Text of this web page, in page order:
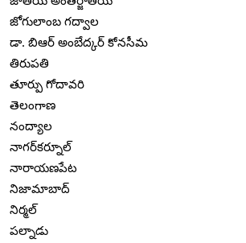
జోగులాంబ గద్వాల
డా. బిఆర్ అంబేద్కర్ కోనసీమ
తిరుపతి
తూర్పు గోదావరి
తెలంగాణ
నంద్యాల
నాగర్‌కర్నూల్
నారాయణపేట
నిజామాబాద్
నిర్మల్
పల్నాడు